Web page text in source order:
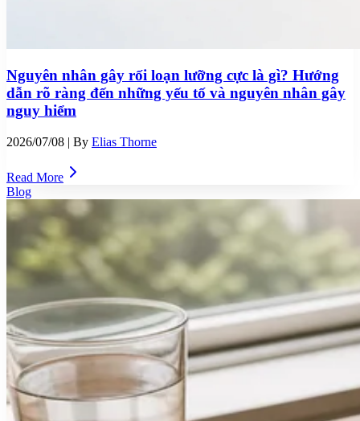
Nguyên nhân gây rối loạn lưỡng cực là gì? Hướng
dẫn rõ ràng đến những yếu tố và nguyên nhân gây
nguy hiểm
2026/07/08 | By Elias Thorne
Read More
Blog